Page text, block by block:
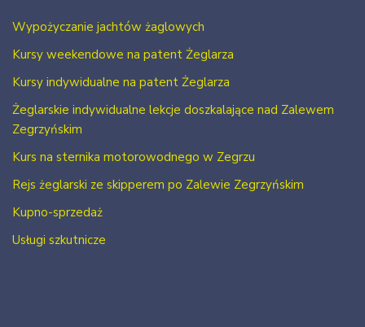
Wypożyczanie jachtów żaglowych
Kursy weekendowe na patent Żeglarza
Kursy indywidualne na patent Żeglarza
Żeglarskie indywidualne lekcje doszkalające nad Zalewem
Zegrzyńskim
Kurs na sternika motorowodnego w Zegrzu
Rejs żeglarski ze skipperem po Zalewie Zegrzyńskim
Kupno-sprzedaż
Usługi szkutnicze